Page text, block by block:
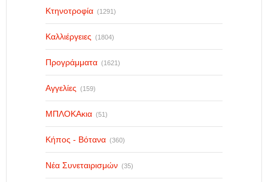
Κτηνοτροφία (1291)
Καλλιέργειες (1804)
Προγράμματα (1621)
Αγγελίες (159)
ΜΠΛΟΚΑκια (51)
Κήπος - Βότανα (360)
Νέα Συνεταιρισμών (35)